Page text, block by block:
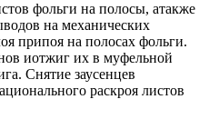
фольги на полосы, атакже
на механических
припоя на полосах фольги.
иотжиг их в муфельной
Снятие заусенцев
раскроя листов